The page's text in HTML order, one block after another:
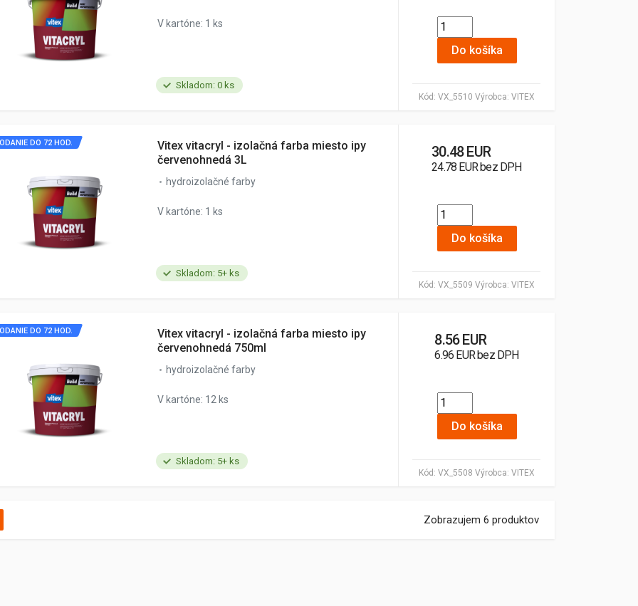
Skladom: 0 ks
Kód: VX_5510 Výrobca: VITEX
V kartóne: 1 ks
Do košíka
Skladom: 5+ ks
Kód: VX_5509 Výrobca: VITEX
DO 72 HOD.
Vitex vitacryl - izolačná farba miesto ipy
červenohnedá 3L
hydroizolačné farby
V kartóne: 1 ks
30.48 EUR
24.78 EUR bez DPH
Do košíka
Skladom: 5+ ks
Kód: VX_5508 Výrobca: VITEX
DO 72 HOD.
Vitex vitacryl - izolačná farba miesto ipy
červenohnedá 750ml
hydroizolačné farby
V kartóne: 12 ks
8.56 EUR
6.96 EUR bez DPH
Do košíka
Zobrazujem 6 produktov